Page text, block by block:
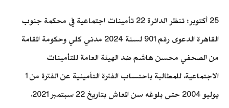
25 أكتوبر: تنظر الدائرة 22 تأمينات اجتماعية في محكمة جنوب
القاهرة الدعوى رقم 901 لسنة 2024 مدني كلي وحكومة المقامة
من الصحفي محسن هاشم ضد الهيئة العامة للتأمينات
الاجتماعية، للمطالبة باحتساب الفترة التأمينية عن الفترة من 1
يوليو 2004 حتى بلوغه سن المعاش بتاريخ 22 سبتمبر 2021،